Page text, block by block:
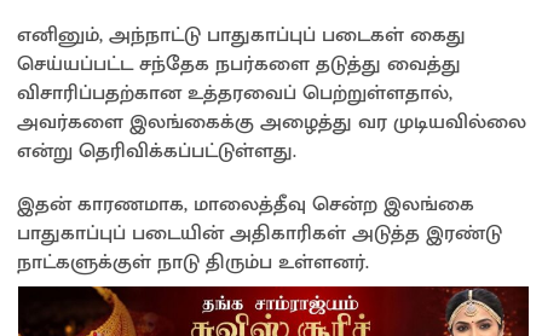
எனினும், அந்நாட்டு பாதுகாப்புப் படைகள் கைது
செய்யப்பட்ட சந்தேக நபர்களை தடுத்து வைத்து
விசாரிப்பதற்கான உத்தரவைப் பெற்றுள்ளதால்,
அவர்களை இலங்கைக்கு அழைத்து வர முடியவில்லை
என்று தெரிவிக்கப்பட்டுள்ளது.
இதன் காரணமாக, மாலைத்தீவு சென்ற இலங்கை
பாதுகாப்புப் படையின் அதிகாரிகள் அடுத்த இரண்டு
நாட்களுக்குள் நாடு திரும்ப உள்ளனர்.